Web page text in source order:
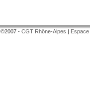
©2007 - CGT Rhône-Alpes |